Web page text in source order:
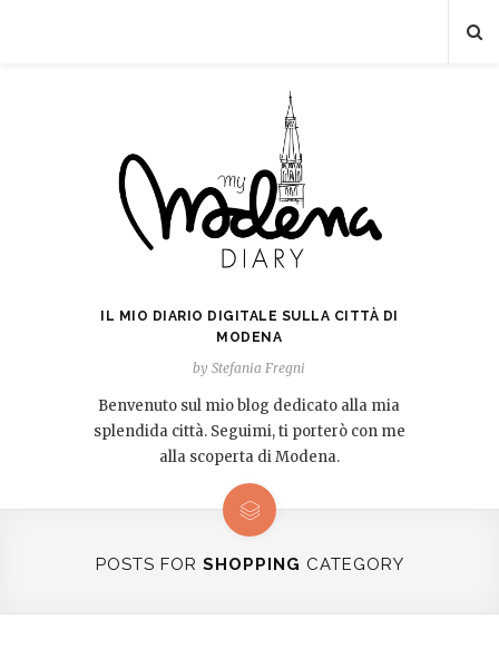
IL MIO DIARIO DIGITALE SULLA CITTÀ DI
MODENA
by Stefania Fregni
Benvenuto sul mio blog dedicato alla mia
splendida città. Seguimi, ti porterò con me
alla scoperta di Modena.
POSTS FOR SHOPPING CATEGORY